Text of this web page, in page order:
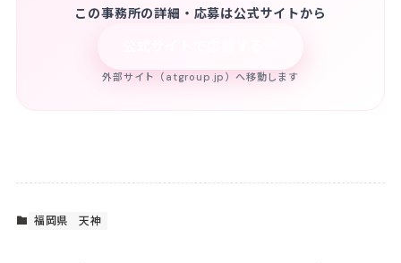
この事務所の詳細・応募は公式サイトから
外部サイト（atgroup.jp）へ移動します
福岡県 天神